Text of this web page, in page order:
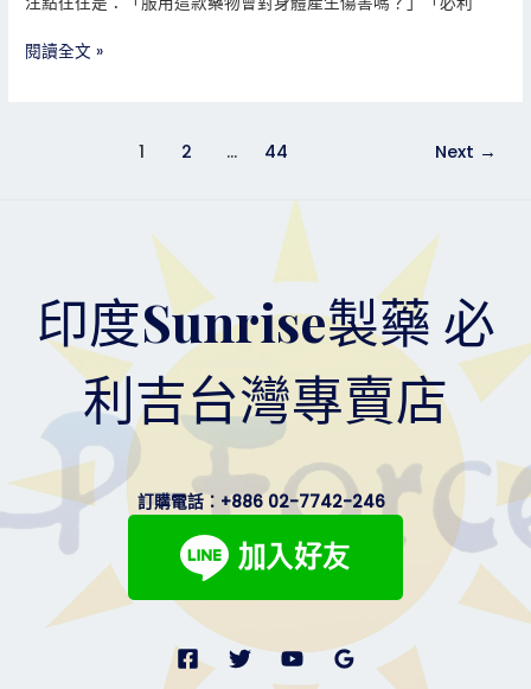
必
勁
「一
惱」？
閱讀全文 »
1 2 ... 44 Next →
印度Sunrise製藥 必
利吉台灣專賣店
訂購電話： +886 02-7742-246